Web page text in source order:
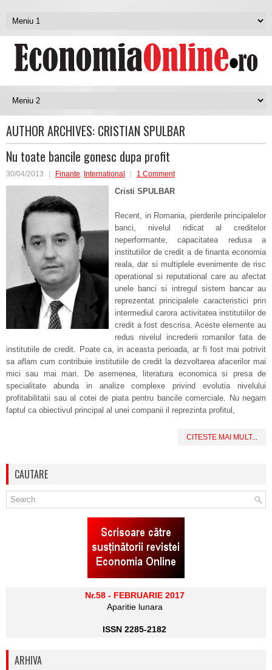
AUTHOR ARCHIVES: CRISTIAN SPULBAR
Nu toate bancile gonesc dupa profit
30/04/2013 Finante, International 1 Comment
Cristi SPULBAR
Recent, in Romania, pierderile principalelor
banci, nivelul ridicat al creditelor
neperformante, capacitatea redusa a
institutiilor de credit a de finanta economia
reala, dar si multiplele evenimente de risc
operational si reputational care au afectat
unele banci si intregul sistem bancar au
reprezentat principalele caracteristici prin
intermediul carora activitatea institutiilor de
credit a fost descrisa. Aceste elemente au
redus nivelul increderii romanilor fata de
institutiile de credit. Poate ca, in aceasta perioada, ar fi fost mai potrivit
sa aflam cum contribuie institutiile de credit la dezvoltarea afacerilor mai
mici sau mai mari. De asemenea, literatura economica si presa de
specialitate abunda in analize complexe privind evolutia nivelului
profitabilitatii sau al cotei de piata pentru bancile comerciale. Nu negam
faptul ca obiectivul principal al unei companii il reprezinta profitul,
CITESTE MAI MULT...
CAUTARE
Nr.58 - FEBRUARIE 2017
Aparitie lunara
ISSN 2285-2182
ARHIVA